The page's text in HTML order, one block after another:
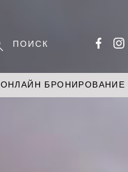
ОНЛАЙН БРОНИРОВАНИЕ